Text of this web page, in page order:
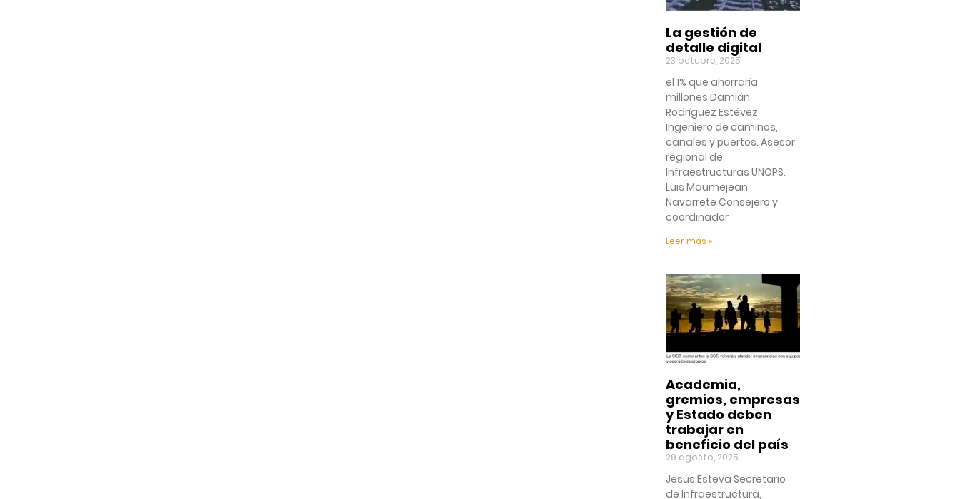
La gestión de
detalle digital
23 octubre, 2025
el 1% que ahorraría
millones Damián
Rodríguez Estévez
Ingeniero de caminos,
canales y puertos. Asesor
regional de
Infraestructuras UNOPS.
Luis Maumejean
Navarrete Consejero y
coordinador
Leer más »
Academia,
gremios, empresas
y Estado deben
trabajar en
beneficio del país
29 agosto, 2025
Jesús Esteva Secretario
de Infraestructura,